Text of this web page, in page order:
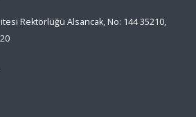
Rektörlüğü Alsancak, No: 144 35210,